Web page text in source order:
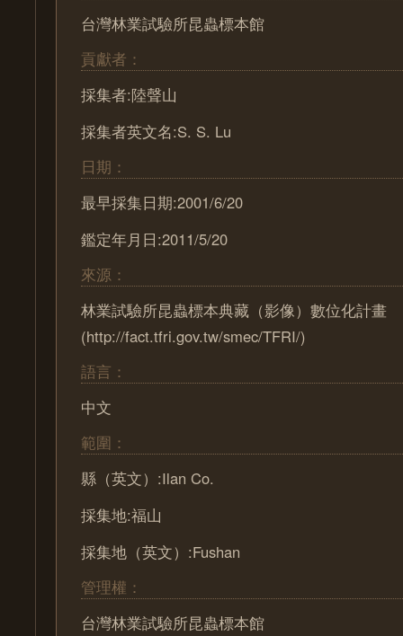
台灣林業試驗所昆蟲標本館
貢獻者：
採集者:陸聲山
採集者英文名:S. S. Lu
日期：
最早採集日期:2001/6/20
鑑定年月日:2011/5/20
來源：
林業試驗所昆蟲標本典藏（影像）數位化計畫
(http://fact.tfri.gov.tw/smec/TFRI/)
語言：
中文
範圍：
縣（英文）:Ilan Co.
採集地:福山
採集地（英文）:Fushan
管理權：
台灣林業試驗所昆蟲標本館